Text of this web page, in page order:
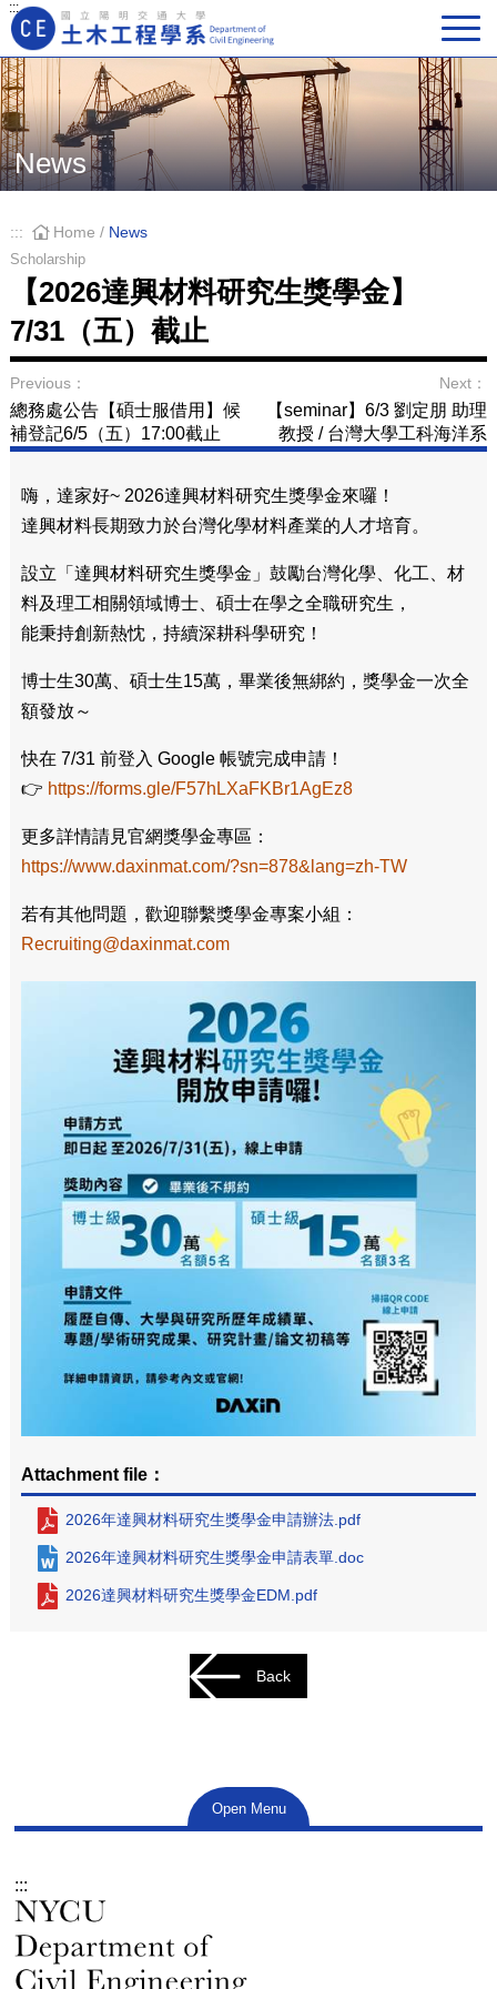
:::
Main Navigation
News
::: Home / News
Scholarship
【2026達興材料研究生獎學金】
7/31（五）截止
Previous：
總務處公告【碩士服借用】候
補登記6/5（五）17:00截止
Next：
【seminar】6/3 劉定朋 助理
教授 / 台灣大學工科海洋系
嗨，達家好~ 2026達興材料研究生獎學金來囉！
達興材料長期致力於台灣化學材料產業的人才培育。
設立「達興材料研究生獎學金」鼓勵台灣化學、化工、材
料及理工相關領域博士、碩士在學之全職研究生，
能秉持創新熱忱，持續深耕科學研究！
博士生30萬、碩士生15萬，畢業後無綁約，獎學金一次全
額發放～
快在 7/31 前登入 Google 帳號完成申請！
👉 https://forms.gle/F57hLXaFKBr1AgEz8
更多詳情請見官網獎學金專區：
https://www.daxinmat.com/?sn=878&lang=zh-TW
若有其他問題，歡迎聯繫獎學金專案小組：
Recruiting@daxinmat.com
Attachment file：
2026年達興材料研究生獎學金申請辦法.pdf
2026年達興材料研究生獎學金申請表單.doc
2026達興材料研究生獎學金EDM.pdf
Back
Open Menu
:::